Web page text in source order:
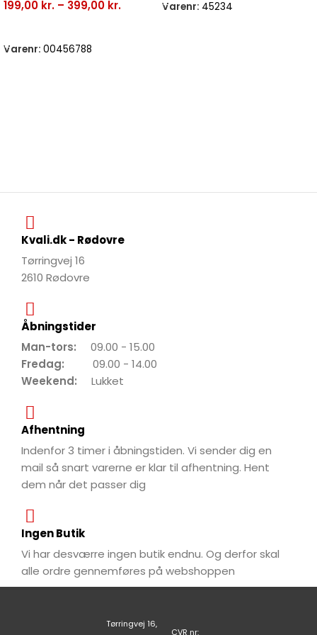
199,00 kr. – 399,00 kr.
Varenr: 00456788
Varenr: 45234
Kvali.dk - Rødovre
Tørringvej 16
2610 Rødovre
Åbningstider
Man-tors: 09.00 - 15.00
Fredag: 09.00 - 14.00
Weekend: Lukket
Afhentning
Indenfor 3 timer i åbningstiden. Vi sender dig en
mail så snart varerne er klar til afhentning. Hent
dem når det passer dig
Ingen Butik
Vi har desværre ingen butik endnu. Og derfor skal
alle ordre gennemføres på webshoppen
Tørringvej 16,
CVR nr: